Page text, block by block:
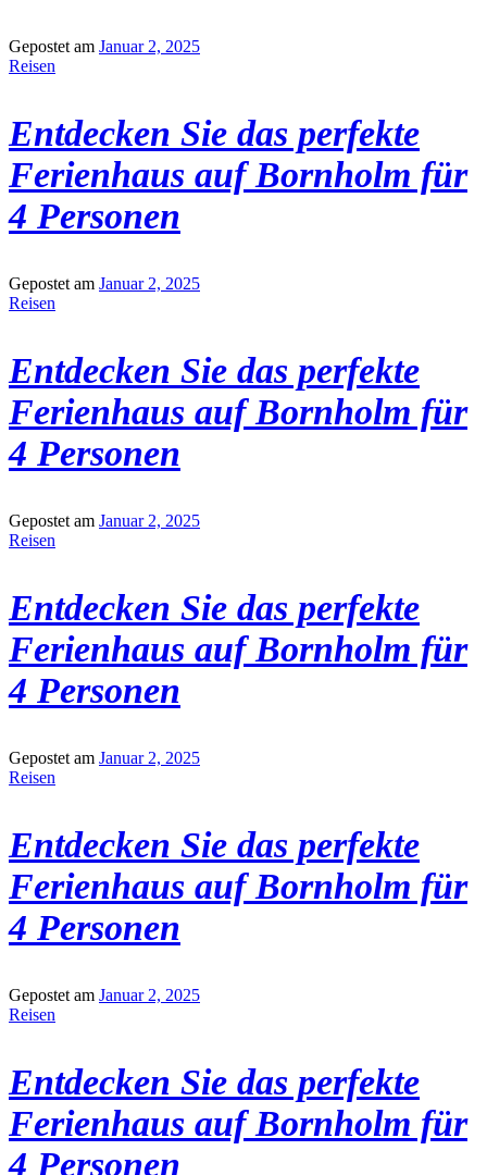
Gepostet am Januar 2, 2025
Reisen
Entdecken Sie das perfekte
Ferienhaus auf Bornholm für
4 Personen
Gepostet am Januar 2, 2025
Reisen
Entdecken Sie das perfekte
Ferienhaus auf Bornholm für
4 Personen
Gepostet am Januar 2, 2025
Reisen
Entdecken Sie das perfekte
Ferienhaus auf Bornholm für
4 Personen
Gepostet am Januar 2, 2025
Reisen
Entdecken Sie das perfekte
Ferienhaus auf Bornholm für
4 Personen
Gepostet am Januar 2, 2025
Reisen
Entdecken Sie das perfekte
Ferienhaus auf Bornholm für
4 Personen